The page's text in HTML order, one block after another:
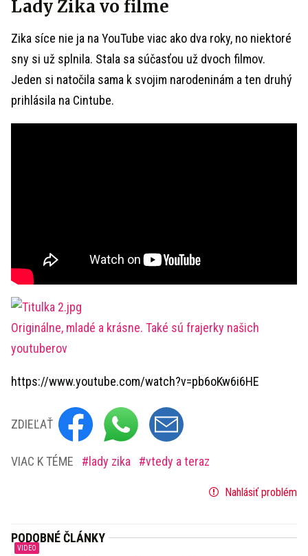
Lady Zika vo filme
Zika síce nie ja na YouTube viac ako dva roky, no niektoré
sny si už splnila. Stala sa súčasťou už dvoch filmov.
Jeden si natočila sama k svojim narodeninám a ten druhý
prihlásila na Cintube.
Originálne, mladé a krásne. Také sú frajerky našich
youtuberov
https://www.youtube.com/watch?v=pb6oKw6i6HE
ZDIEĽAŤ
VIAC K TÉME lady zika vtedy a teraz
Nahlásiť problém
PODOBNÉ ČLÁNKY